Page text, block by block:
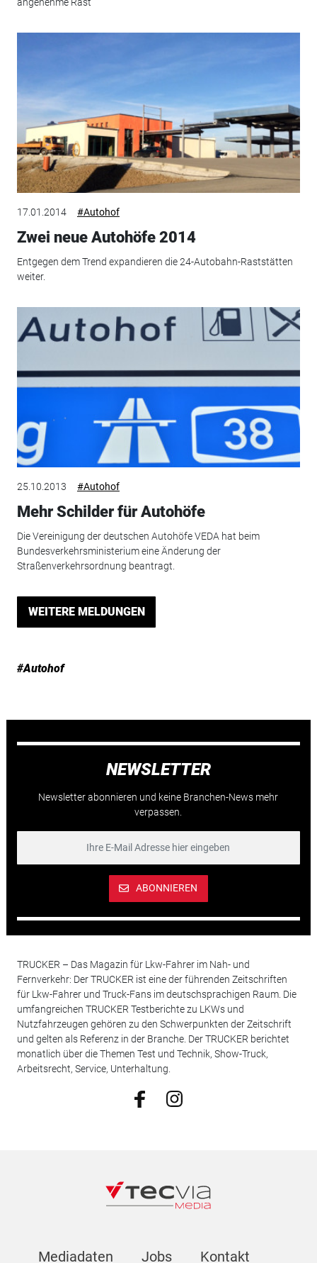
17.01.2014 #Autohof
Zwei neue Autohöfe 2014
Entgegen dem Trend expandieren die 24-Autobahn-Raststätten
weiter.
25.10.2013 #Autohof
Mehr Schilder für Autohöfe
Die Vereinigung der deutschen Autohöfe VEDA hat beim
Bundesverkehrsministerium eine Änderung der
Straßenverkehrsordnung beantragt.
WEITERE MELDUNGEN
#Autohof
NEWSLETTER
Newsletter abonnieren und keine Branchen-News mehr
verpassen.
ABONNIEREN
TRUCKER – Das Magazin für Lkw-Fahrer im Nah- und
Fernverkehr: Der TRUCKER ist eine der führenden Zeitschriften
für Lkw-Fahrer und Truck-Fans im deutschsprachigen Raum. Die
umfangreichen TRUCKER Testberichte zu LKWs und
Nutzfahrzeugen gehören zu den Schwerpunkten der Zeitschrift
und gelten als Referenz in der Branche. Der TRUCKER berichtet
monatlich über die Themen Test und Technik, Show-Truck,
Arbeitsrecht, Service, Unterhaltung.
Mediadaten Jobs Kontakt